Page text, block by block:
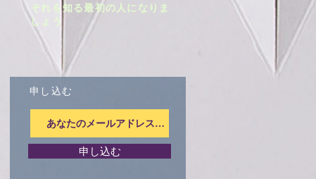
それを知る最初の人になりま
しょう
申し込む
申し込む